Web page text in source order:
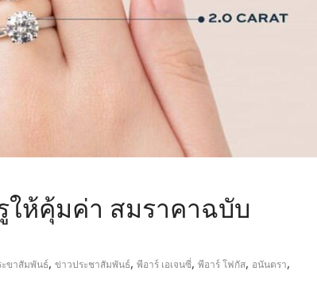
ให้คุ้มค่า สมราคาฉบับ
ขาสัมพันธ์, ข่าวประชาสัมพันธ์, พีอาร์ เอเจนซี่, พีอาร์ โฟกัส, อนันตรา,